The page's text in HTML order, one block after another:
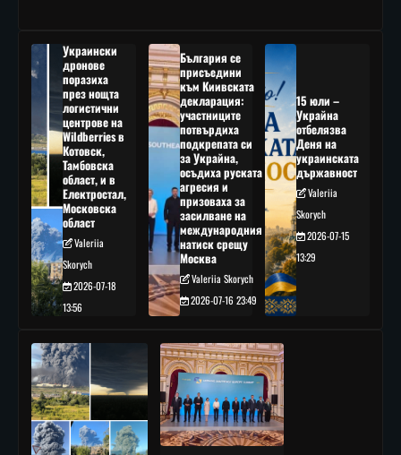
Украински
дронове
поразиха
през нощта
логистични
центрове на
Wildberries в
Котовск,
Тамбовска
област, и в
Електростал,
Московска
област
Valeriia
Skorych
2026-07-18
13:56
България се
присъедини
към Киивската
декларация:
участниците
потвърдиха
подкрепата си
за Украйна,
осъдиха руската
агресия и
призоваха за
засилване на
международния
натиск срещу
Москва
Valeriia Skorych
2026-07-16 23:49
15 юли –
Украйна
отбелязва
Деня на
украинската
държавност
Valeriia
Skorych
2026-07-15
13:29